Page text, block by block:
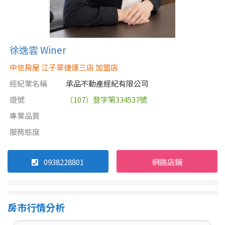
徐逸雲 Winer
中信房屋 江子翠捷運三店 加盟店
經紀業名稱
承品不動產經紀有限公司
證號
（107）登字第334537號
專業品質
服務態度
0938228801 網路店鋪
房市行情分析